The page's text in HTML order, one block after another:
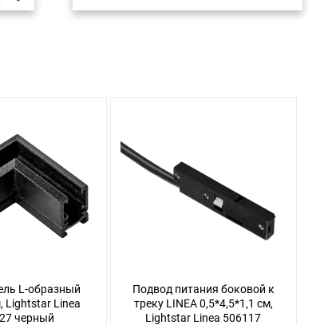
L-образный
Lightstar Linea
черный
Подвод питания боковой к
треку LINEA 0,5*4,5*1,1 см,
Lightstar Linea 506117